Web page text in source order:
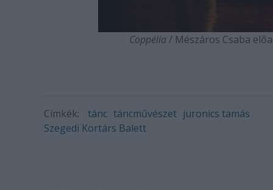
Coppélia/ Mészáros Csaba
Címkék: tánc táncművészet juronics tamás
Szegedi Kortárs Balett